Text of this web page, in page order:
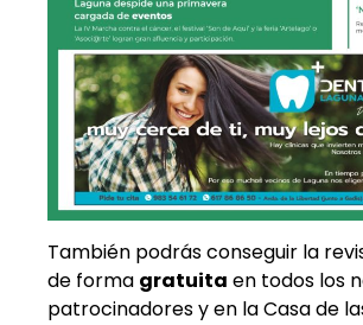
También podrás conseguir la
de forma gratuita en todos los
patrocinadores y en la Casa de